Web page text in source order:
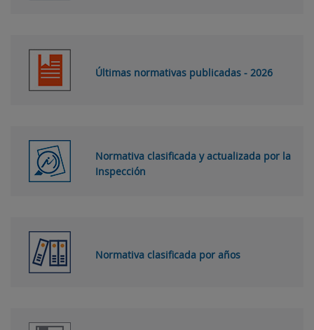
Últimas normativas publicadas - 2026
Normativa clasificada y actualizada por la
Inspección
Normativa clasificada por años